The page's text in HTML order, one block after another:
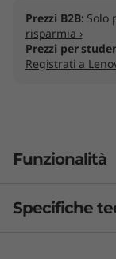
Prezzi B2B: Solo
risparmia ›
Prezzi per
Registrati a
Funzionalità
Specifiche